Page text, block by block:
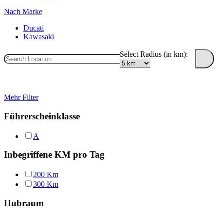
Nach Marke
Ducati
Kawasaki
Select Radius (in km):
Mehr Filter
Führerscheinklasse
A
Inbegriffene KM pro Tag
200 Km
300 Km
Hubraum